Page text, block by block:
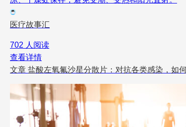
医疗故事汇
702 人阅读
查看详情
文章 盐酸左氧氟沙星分散片：对抗各类感染，如